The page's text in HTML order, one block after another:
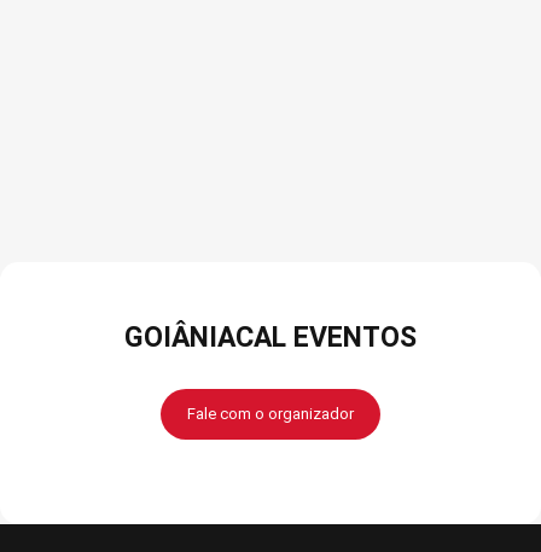
GOIÂNIACAL EVENTOS
Fale com o organizador